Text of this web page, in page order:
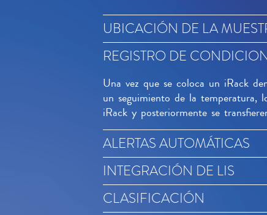
UBICACIÓN DE LA
REGISTRO DE
Una vez que se coloca un iRack
un seguimiento de la temperatura,
iRack y posteriormente se
ALERTAS AUTOMÁTICAS
INTEGRACIÓN DE LIS
CLASIFICACIÓN